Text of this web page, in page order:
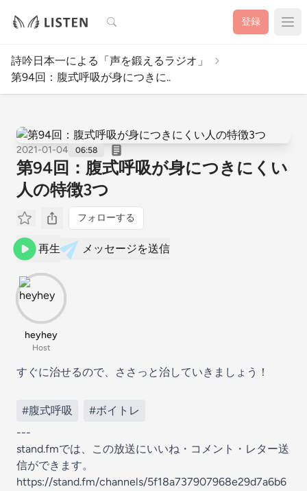
検索 登録
詩吟日本一による「声を鍛えるラジオ」
第94回：腹式呼吸が身につきに..
2021-01-04 06:58
第94回：腹式呼吸が身につきにくい
人の特徴3つ
フォローする
再生 メッセージを送信
heyhey
Host
すぐに治せるので、ささっと治していきましょう！
#腹式呼吸
#ボイトレ
---
stand.fmでは、この放送にいいね・コメント・レター送
信ができます。
https://stand.fm/channels/5f18a737907968e29d7a6b6